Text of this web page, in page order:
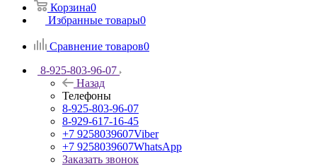
Корзина0
Избранные товары0
Сравнение товаров0
8-925-803-96-07
Назад
Телефоны
8-925-803-96-07
8-929-617-16-45
+7 9258039607Viber
+7 9258039607WhatsApp
Заказать звонок